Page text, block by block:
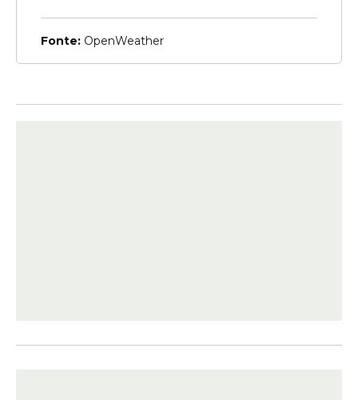
equipe para duelo contra o
Brusque
Tricolor somar pontos importantes e
Fonte: OpenWeather